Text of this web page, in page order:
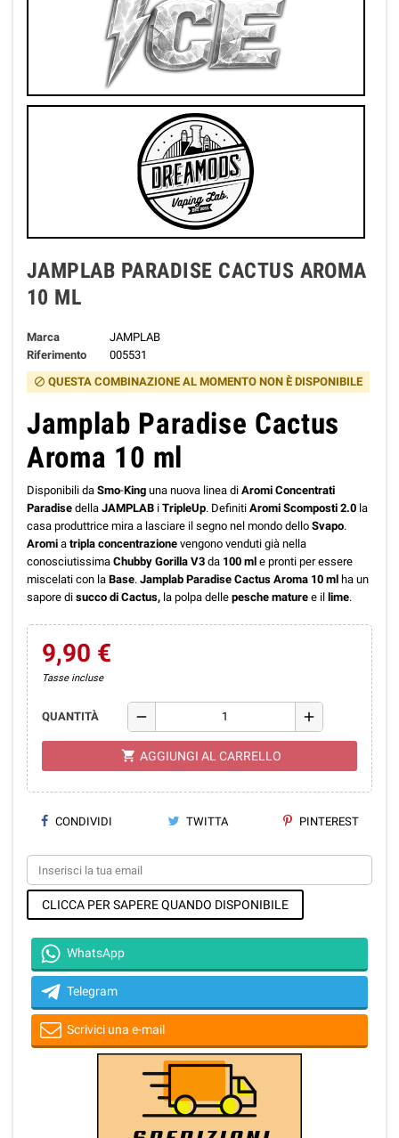
JAMPLAB PARADISE CACTUS AROMA
10 ML
Marca
JAMPLAB
Riferimento
005531
block QUESTA COMBINAZIONE AL MOMENTO NON È DISPONIBILE
Jamplab Paradise Cactus
Aroma 10 ml
Disponibili da Smo-King una nuova linea di Aromi Concentrati
Paradise della JAMPLAB i TripleUp. Definiti Aromi Scomposti 2.0 la
casa produttrice mira a lasciare il segno nel mondo dello Svapo.
Aromi a tripla concentrazione vengono venduti già nella
conosciutissima Chubby Gorilla V3 da 100 ml e pronti per essere
miscelati con la Base. Jamplab Paradise Cactus Aroma 10 ml ha un
sapore di succo di Cactus, la polpa delle pesche mature e il lime.
9,90 €
Tasse incluse
QUANTITÀ remove add
shopping_cart AGGIUNGI AL CARRELLO
CONDIVIDI TWITTA PINTEREST
CLICCA PER SAPERE QUANDO DISPONIBILE
WhatsApp
Telegram
Scrivici una e-mail